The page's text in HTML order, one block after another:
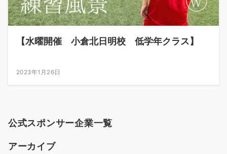
【水曜開催 小倉北日明校 低学年クラス】
2023年1月26日
公式スポンサー企業一覧
アーカイブ